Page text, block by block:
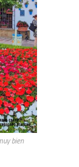
bien